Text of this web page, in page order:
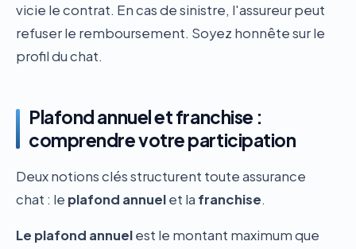
vicie le contrat. En cas de sinistre, l'assureur peut
refuser le remboursement. Soyez honnête sur le
profil du chat.
Plafond annuel et franchise :
comprendre votre participation
Deux notions clés structurent toute assurance
chat : le plafond annuelet la franchise.
Le plafond annuelest le montant maximum que